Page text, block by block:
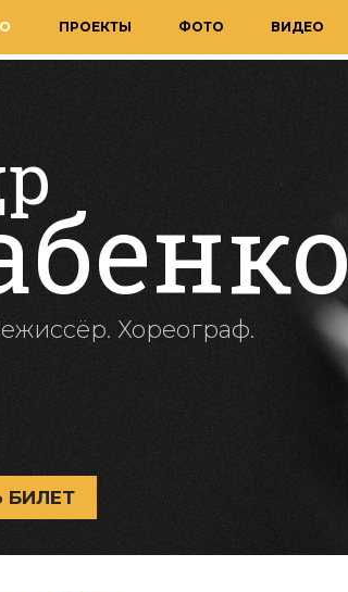
ПРОЕКТЫ ФОТО ВИДЕО
Хореограф.
БИЛЕТ